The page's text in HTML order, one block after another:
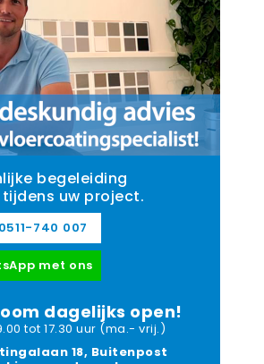
begeleiding
uw project.
740 007
met ons
dagelijks open!
tot 17.30 uur (ma.- vrij.)
18, Buitenpost